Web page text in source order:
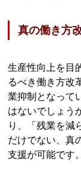
真の働き方
生産性向上を目
るべき働き方改
業抑制となって
はないでしょう
り、「残業を減
だけでない、真
支援が可能です。